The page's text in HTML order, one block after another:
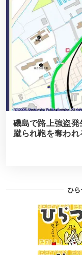
磯島で路上強盗
蹴られ鞄を奪われ
ひ